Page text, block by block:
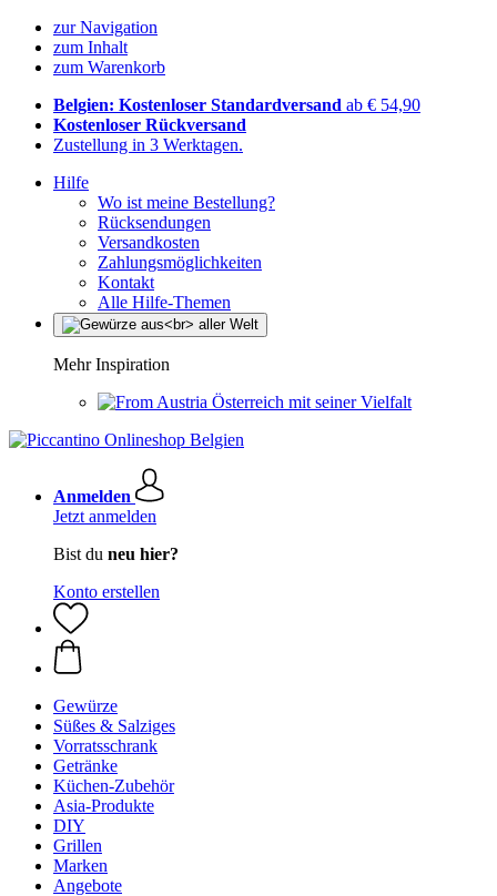
zur Navigation
zum Inhalt
zum Warenkorb
Belgien: Kostenloser Standardversand ab € 54,90
Kostenloser Rückversand
Zustellung in 3 Werktagen.
Hilfe
Wo ist meine Bestellung?
Rücksendungen
Versandkosten
Zahlungsmöglichkeiten
Kontakt
Alle Hilfe-Themen
Mehr Inspiration
Österreich mit seiner Vielfalt
Anmelden
Jetzt anmelden
Bist du neu hier?
Konto erstellen
Gewürze
Süßes & Salziges
Vorratsschrank
Getränke
Küchen-Zubehör
Asia-Produkte
DIY
Grillen
Marken
Angebote